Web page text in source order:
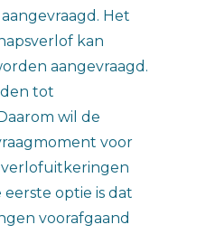
Het
kan
aangevraagd.
tot
wil de
voor
optie is dat
voorafgaand